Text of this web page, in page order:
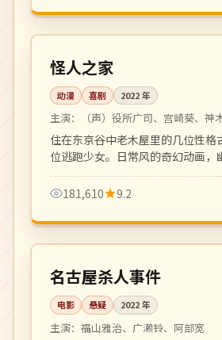
日本
高分
怪人之家
动漫 喜剧 2022年
主演： （声）役所广司、宫崎葵、神
住在东京谷中老木屋里的几位性格
位逃跑少女。日常风的奇幻动画，
181,610 9.2
日本
高分
名古屋杀人事件
电影 悬疑 2022年
主演： 福山雅治、广濑铃、阿部宽